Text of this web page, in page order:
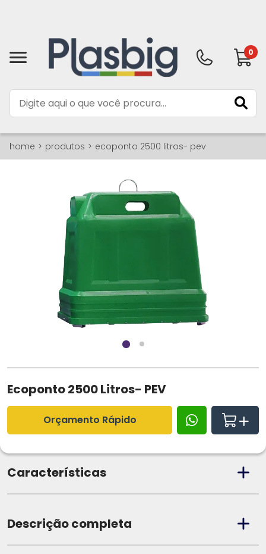
0
home produtos ecoponto 2500 litros- pev
Ecoponto 2500 Litros- PEV
Orçamento Rápido
Características
Descrição completa